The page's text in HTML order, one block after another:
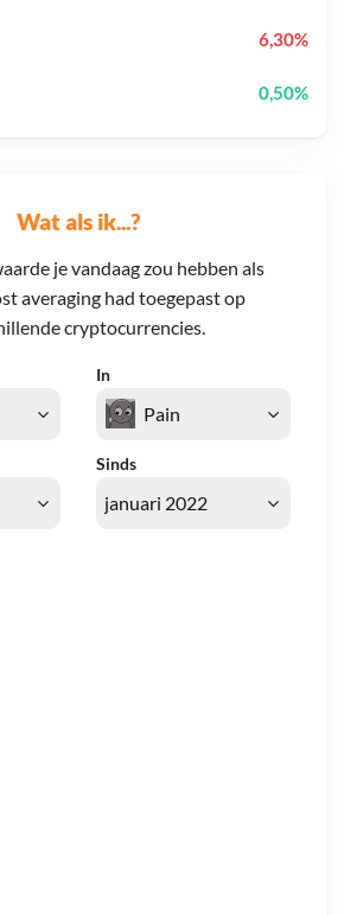
Wat als ik...?
je vandaag zou hebben als
averaging had toegepast op
cryptocurrencies.
In
Sinds
6,30%
0,50%